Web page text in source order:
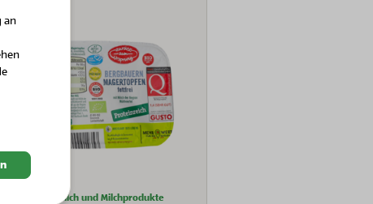
Bio-Milch und Milchprodukte
an